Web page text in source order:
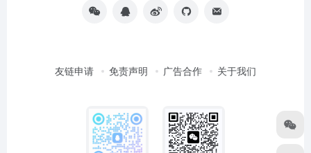
友链申请 免责声明 广告合作 关于我们